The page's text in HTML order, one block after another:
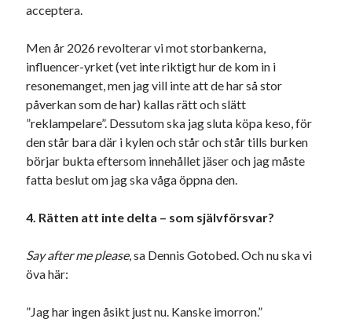
acceptera.
Men år 2026 revolterar vi mot storbankerna,
influencer-yrket (vet inte riktigt hur de kom in i
resonemanget, men jag vill inte att de har så stor
påverkan som de har) kallas rätt och slätt
”reklampelare”. Dessutom ska jag sluta köpa keso, för
den står bara där i kylen och står och står tills burken
börjar bukta eftersom innehållet jäser och jag måste
fatta beslut om jag ska våga öppna den.
4. Rätten att inte delta – som självförsvar?
Say after me please, sa Dennis Gotobed. Och nu ska vi
öva här:
”Jag har ingen åsikt just nu. Kanske imorron.”